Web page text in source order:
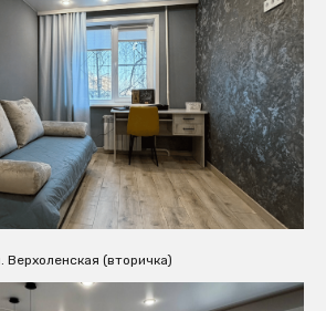
Верхоленская (вторичка)